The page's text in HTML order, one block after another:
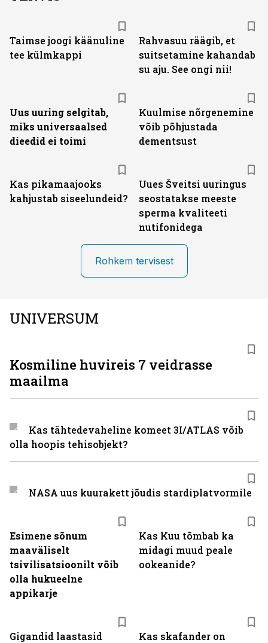
Taimse joogi käänuline
tee külmkappi
Rahvasuu räägib, et
suitsetamine kahandab
su aju. See ongi nii!
Uus uuring selgitab,
miks universaalsed
dieedid ei toimi
Kuulmise nõrgenemine
võib põhjustada
dementsust
Kas pikamaajooks
kahjustab siseelundeid?
Uues Šveitsi uuringus
seostatakse meeste
sperma kvaliteeti
nutifonidega
Rohkem tervisest
UNIVERSUM
Esimene sõnum
maaväliselt
tsivilisatsioonilt võib
olla hukueelne
appikarje
Kas Kuu tõmbab ka
midagi muud peale
ookeanide?
Gigandid laastasid
Kas skafander on
Kosmiline huvireis 7 veidrasse
maailma
Kas tähtedevaheline komeet 3I/ATLAS võib
olla hoopis tehisobjekt?
NASA uus kuurakett jõudis stardiplatvormile